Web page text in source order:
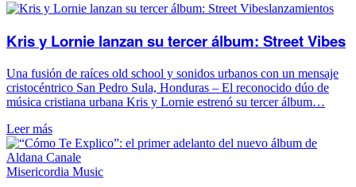
lanzamientos
Kris y Lornie lanzan su tercer álbum: Street Vibes
Una fusión de raíces old school y sonidos urbanos con un mensaje
cristocéntrico San Pedro Sula, Honduras – El reconocido dúo de
música cristiana urbana Kris y Lornie estrenó su tercer álbum…
Leer más
Misericordia Music